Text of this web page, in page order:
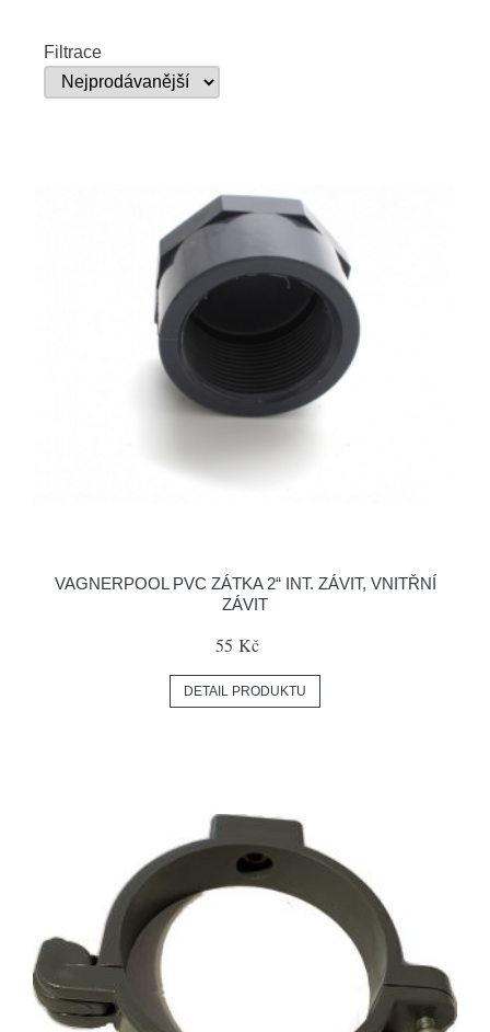
Filtrace
VAGNERPOOL PVC ZÁTKA 2“ INT. ZÁVIT, VNITŘNÍ
ZÁVIT
55 Kč
DETAIL PRODUKTU